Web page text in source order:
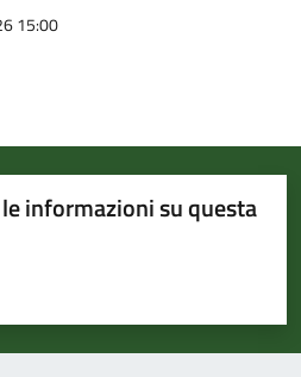
15:00
informazioni su questa
su 5
su 5
5